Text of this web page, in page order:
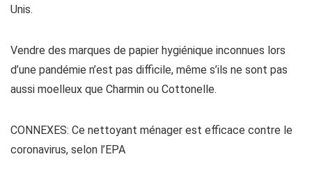
Unis.
Vendre des marques de papier hygiénique inconnues lors
d’une pandémie n’est pas difficile, même s’ils ne sont pas
aussi moelleux que Charmin ou Cottonelle.
CONNEXES: Ce nettoyant ménager est efficace contre le
coronavirus, selon l’EPA